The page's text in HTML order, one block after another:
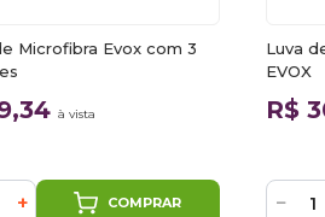
Microfibra Evox com 3
à vista
+ COMPRAR
Luva
EVOX
R$
−